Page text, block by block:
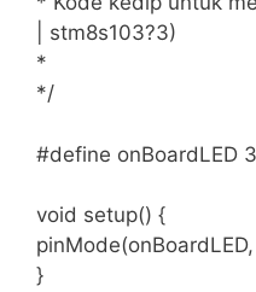
| stm8s103?3)
*
*/
#define onBoardLED 3
void setup() {
}